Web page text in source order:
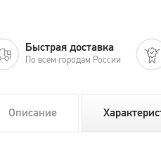
Быстрая доставка
По всем городам России
Описание